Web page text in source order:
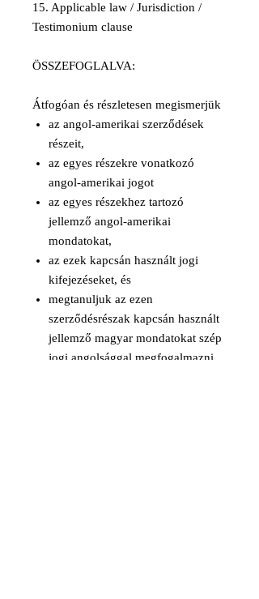
15. Applicable law / Jurisdiction /
Testimonium clause
ÖSSZEFOGLALVA:
Átfogóan és részletesen megismerjük
az angol-amerikai szerződések
részeit,
az egyes részekre vonatkozó
angol-amerikai jogot
az egyes részekhez tartozó
jellemző angol-amerikai
mondatokat,
az ezek kapcsán használt jogi
kifejezéseket, és
megtanuljuk az ezen
szerződésrészak kapcsán használt
jellemző magyar mondatokat szép
jogi angolsággal megfogalmazni.